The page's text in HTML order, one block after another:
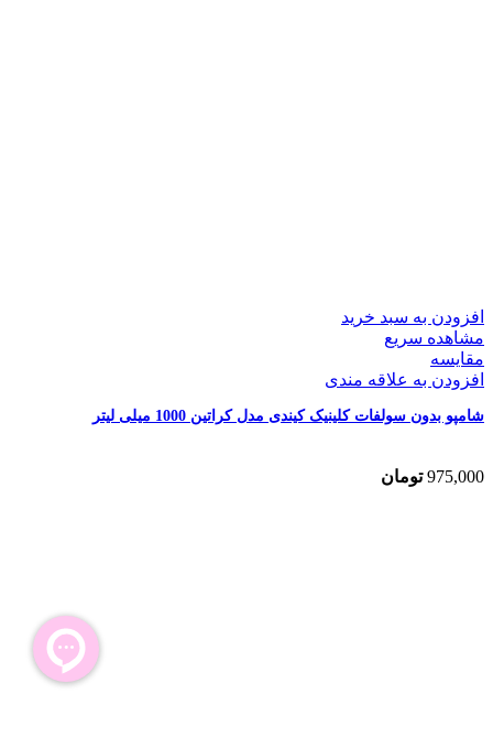
افزودن به سبد خرید
مشاهده سریع
مقایسه
افزودن به علاقه مندی
شامپو بدون سولفات کلینیک کیندی مدل کراتین 1000 میلی لیتر
975,000 تومان